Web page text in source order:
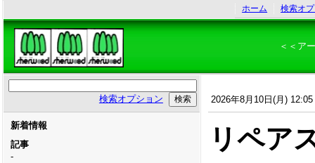
ホーム 検索オ
＜＜ア
検索オプション
新着情報
記事
-
2026年8月10日(月)
リペア